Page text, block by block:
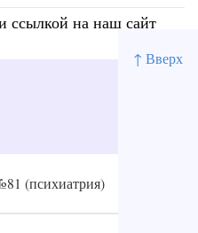
↑ Вверх
ссылкой на наш сайт
(психиатрия)